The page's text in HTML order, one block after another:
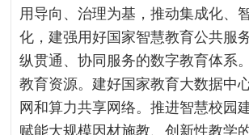
用导向、治理为基，推动集成化、
化，建强用好国家智慧教育公共服
纵贯通、协同服务的数字教育体系
教育资源。建好国家教育大数据中
网和算力共享网络。推进智慧校园
赋能大规模因材施教、创新性教学